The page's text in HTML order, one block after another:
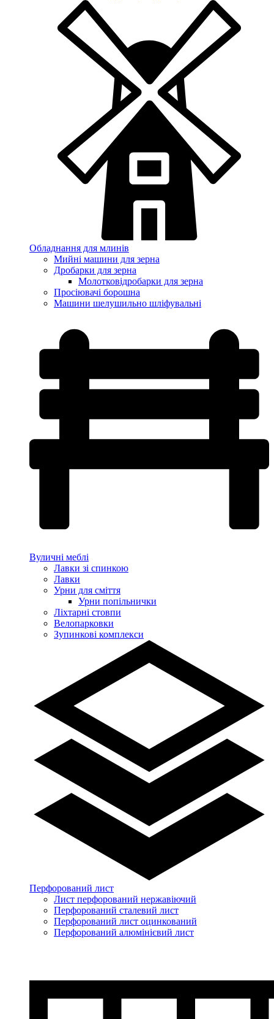
Обладнання для млинів
Мийні машини для зерна
Дробарки для зерна
Молотковідробарки для зерна
Просіювачі борошна
Машини шелушильно шліфувальні
Вуличні меблі
Лавки зі спинкою
Лавки
Урни для сміття
Урни попільнички
Ліхтарні стовпи
Велопарковки
Зупинкові комплекси
Перфорований лист
Лист перфорований нержавіючий
Перфорований сталевий лист
Перфорований лист оцинкований
Перфорований алюмінієвий лист